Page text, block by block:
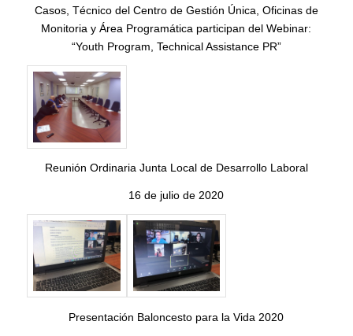
Casos, Técnico del Centro de Gestión Única, Oficinas de
Monitoria y Área Programática participan del Webinar:
“Youth Program, Technical Assistance PR”
Reunión Ordinaria Junta Local de Desarrollo Laboral
16 de julio de 2020
Presentación Baloncesto para la Vida 2020